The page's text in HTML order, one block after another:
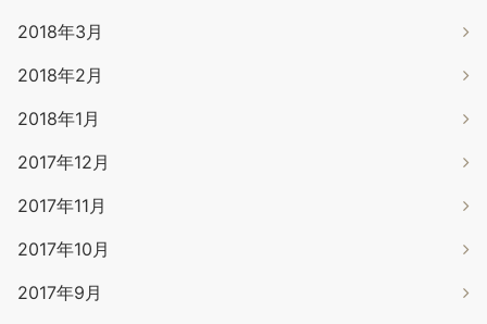
2018年3月
2018年2月
2018年1月
2017年12月
2017年11月
2017年10月
2017年9月